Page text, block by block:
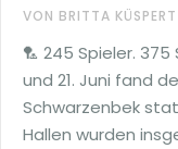
VON BRITTA KÜSPERT
🏸 245 Spieler. 375
und 21. Juni fand
Schwarzenbek
Hallen wurden